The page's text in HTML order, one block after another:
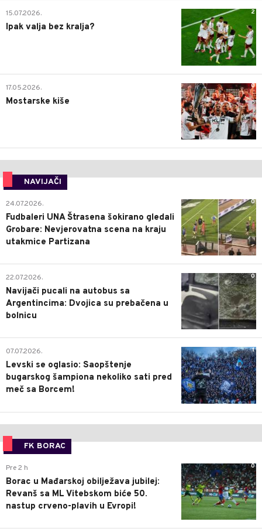
2
15.07.2026.
Ipak valja bez kralja?
0
17.05.2026.
Mostarske kiše
NAVIJAČI
0
24.07.2026.
Fudbaleri UNA Štrasena šokirano gledali
Grobare: Nevjerovatna scena na kraju
utakmice Partizana
0
22.07.2026.
Navijači pucali na autobus sa
Argentincima: Dvojica su prebačena u
bolnicu
1
07.07.2026.
Levski se oglasio: Saopštenje
bugarskog šampiona nekoliko sati pred
meč sa Borcem!
FK BORAC
0
Pre 2 h
Borac u Mađarskoj obilježava jubilej:
Revanš sa ML Vitebskom biće 50.
nastup crveno-plavih u Evropi!